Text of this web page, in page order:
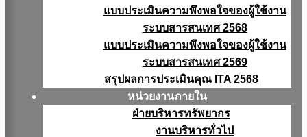
แบบประเมินความพึงพอใจของผู้ใช้งาน
ระบบสารสนเทศ 2568
แบบประเมินความพึงพอใจของผู้ใช้งาน
ระบบสารสนเทศ 2569
สรุปผลการประเมินคุณ ITA 2568
หน่วยงานภายใน
ฝ่ายบริหารทรัพยากร
งานบริหารทั่วไป